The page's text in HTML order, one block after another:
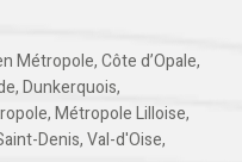
Métropole,Côte d’Opale,
,Dunkerquois,
,Métropole Lilloise,
Denis,Val-d'Oise,